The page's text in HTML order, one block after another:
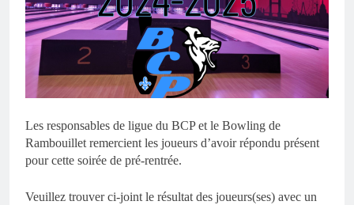
Les responsables de ligue du BCP et le Bowling de
Rambouillet remercient les joueurs d’avoir répondu présent
pour cette soirée de pré-rentrée.
Veuillez trouver ci-joint le résultat des joueurs(ses) avec un